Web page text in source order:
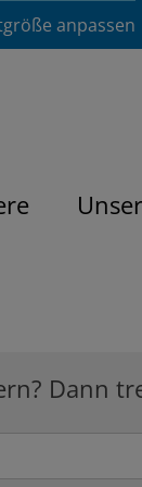
anpassen
Dann